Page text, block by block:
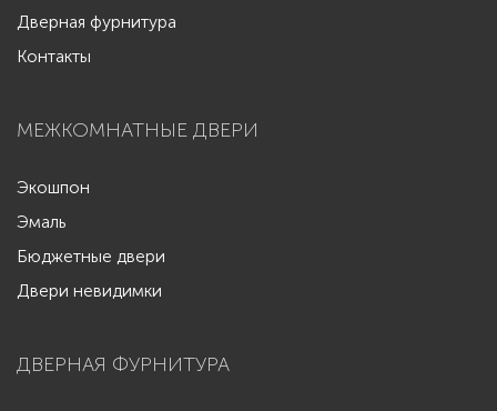
Дверная фурнитура
Контакты
МЕЖКОМНАТНЫЕ ДВЕРИ
Экошпон
Эмаль
Бюджетные двери
Двери невидимки
ДВЕРНАЯ ФУРНИТУРА